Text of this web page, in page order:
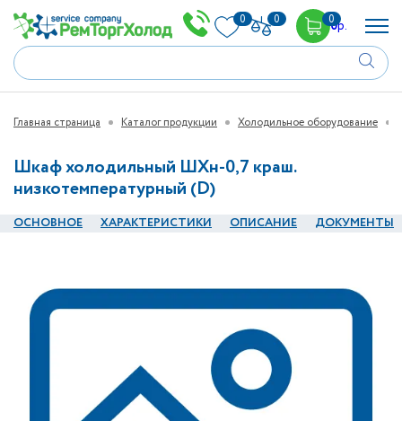
0 0 00р.
Главная страница Каталог продукции Холодильное оборудование
Шкаф холодильный ШХн-0,7 краш.
низкотемпературный (D)
ОСНОВНОЕ ХАРАКТЕРИСТИКИ ОПИСАНИЕ ДОКУМЕНТЫ